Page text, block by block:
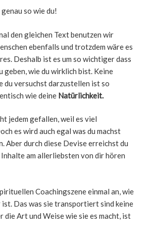
so wie du!
den gleichen Text benutzen wir
ebenfalls und trotzdem wäre es
Deshalb ist es um so wichtiger dass
geben, wie du wirklich bist. Keine
du versuchst darzustellen ist so
wie deine Natürlichkeit.
jedem gefallen, weil es viel
es wird auch egal was du machst
Aber durch diese Devise erreichst du
am allerliebsten von dir hören
Coachingszene einmal an, wie
Das was sie transportiert sind keine
die Art und Weise wie sie es macht, ist